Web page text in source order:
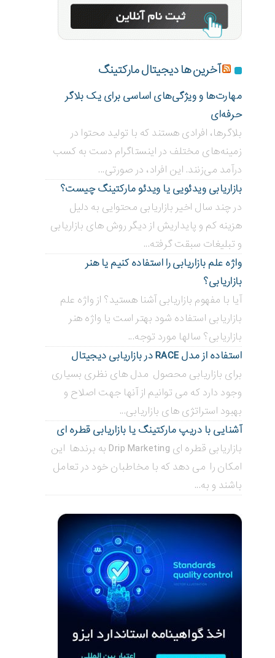
آخرین ها دیجیتال مارکتینگ
مهارت‌ها و ویژگی‌های اساسی برای یک بلاگر
حرفه‌ای
بلاگر‌ها، افرادی هستند که با تولید محتوا در
زمینه‌های مختلف در اینستاگرام دست به کسب
درآمد می‌زنند. این افراد، در صورتی...
بازاریابی ویدئویی ‌یا ویدئو مارکتینگ چیست؟
در چند سال اخیر بازاریابی محتوایی به دلیل
هزینه کم و پایداریش از دیگر روش های بازاریابی
و تبلیغات سبقت گرفته...
واژه علم بازاریابی را استفاده کنیم یا هنر
بازاریابی؟
آیا با مفهوم بازاریابی آشنا هستید؟ از واژه علم
بازاریابی استفاده شود بهتر است یا واژه هنر
بازاریابی؟ سالها مورد توجه...
استفاده از مدل RACE در بازاریابی دیجیتال
برای بازاریابی محصول مدل های نظری بسیاری
وجود دارد که می توانیم از آنها جهت اصلاح و
بهبود استراتژی های بازاریابی...
آشنایی با دریپ مارکتینگ یا بازاریابی قطره ای
بازاریابی قطره ای Drip Marketing به برندها این
امکان را می دهد که با مخاطبان خود در تعامل
باشند و به...